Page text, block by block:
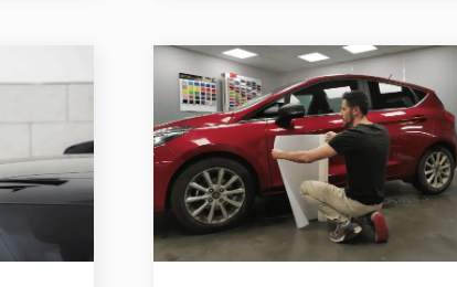
éclat.La bonne nouvelle ? Chez Variance
Auto, nous avons la solution : le PPF, ou
film de protection carrosserie. Une
technologie haut de gamme, simple à
poser et ultra-efficace. Prêt à découvrir
notre sélection ? C’est parti !